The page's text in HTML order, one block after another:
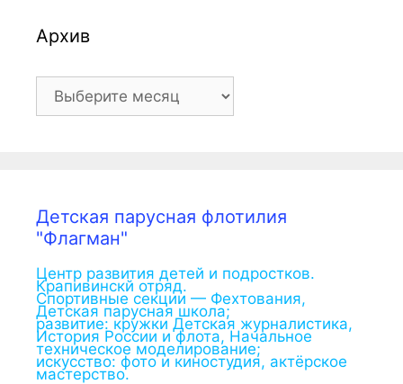
Архив
Архив
Детская парусная флотилия
"Флагман"
Центр развития детей и подростков.
Крапивинскй отряд.
Спортивные секции — Фехтования,
Детская парусная школа;
развитие: кружки Детская журналистика,
История России и флота, Начальное
техническое моделирование;
искусство: фото и киностудия, актёрское
мастерство.